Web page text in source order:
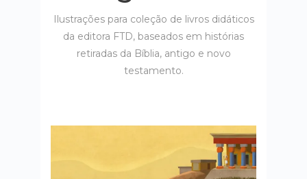
Ilustrações para coleção de livros didáticos
da editora FTD, baseados em histórias
retiradas da Bíblia, antigo e novo
testamento.